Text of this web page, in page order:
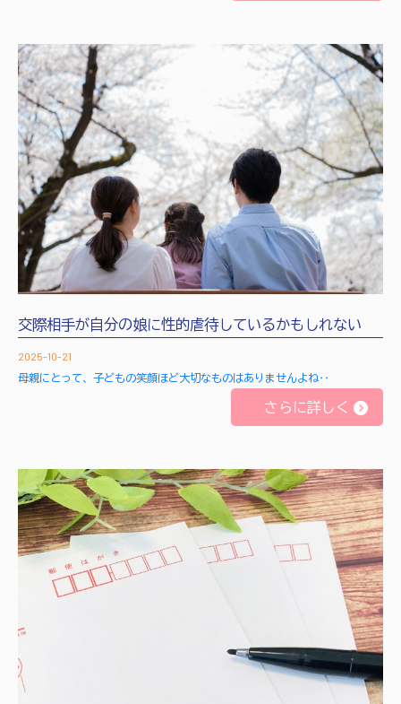
交際相手が自分の娘に性的虐待しているかもしれない
2025-10-21
母親にとって、子どもの笑顔ほど大切なものはありませんよね‥
さらに詳しく